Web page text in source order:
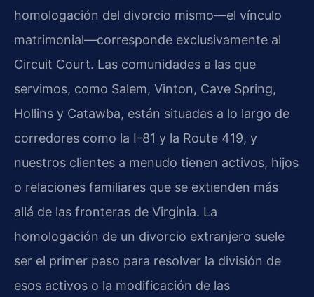
homologación del divorcio mismo—el vínculo
matrimonial—corresponde exclusivamente al
Circuit Court. Las comunidades a las que
servimos, como Salem, Vinton, Cave Spring,
Hollins y Catawba, están situadas a lo largo de
corredores como la I-81 y la Route 419, y
nuestros clientes a menudo tienen activos, hijos
o relaciones familiares que se extienden más
allá de las fronteras de Virginia. La
homologación de un divorcio extranjero suele
ser el primer paso para resolver la división de
esos activos o la modificación de las